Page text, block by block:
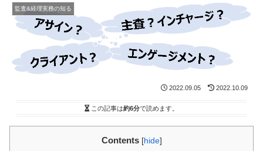
監査&経理実務の知る
2022.09.05 2022.10.09
この記事は約6分で読めます。
Contents [hide]